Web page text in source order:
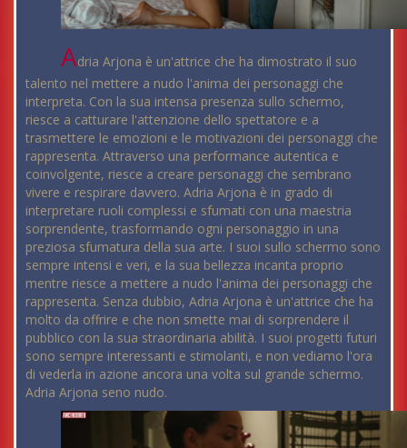
Adria Arjona è un'attrice che ha dimostrato il suo
talento nel mettere a nudo l'anima dei personaggi che
interpreta. Con la sua intensa presenza sullo schermo,
riesce a catturare l'attenzione dello spettatore e a
trasmettere le emozioni e le motivazioni dei personaggi che
rappresenta. Attraverso una performance autentica e
coinvolgente, riesce a creare personaggi che sembrano
vivere e respirare davvero. Adria Arjona è in grado di
interpretare ruoli complessi e sfumati con una maestria
sorprendente, trasformando ogni personaggio in una
preziosa sfumatura della sua arte. I suoi sullo schermo sono
sempre intensi e veri, e la sua bellezza incanta proprio
mentre riesce a mettere a nudo l'anima dei personaggi che
rappresenta. Senza dubbio, Adria Arjona è un'attrice che ha
molto da offrire e che non smette mai di sorprendere il
pubblico con la sua straordinaria abilità. I suoi progetti futuri
sono sempre interessanti e stimolanti, e non vediamo l'ora
di vederla in azione ancora una volta sul grande schermo.
Adria Arjona seno nudo.